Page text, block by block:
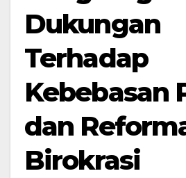
Dukungan
Terhadap
Kebebasan
dan
Birokrasi